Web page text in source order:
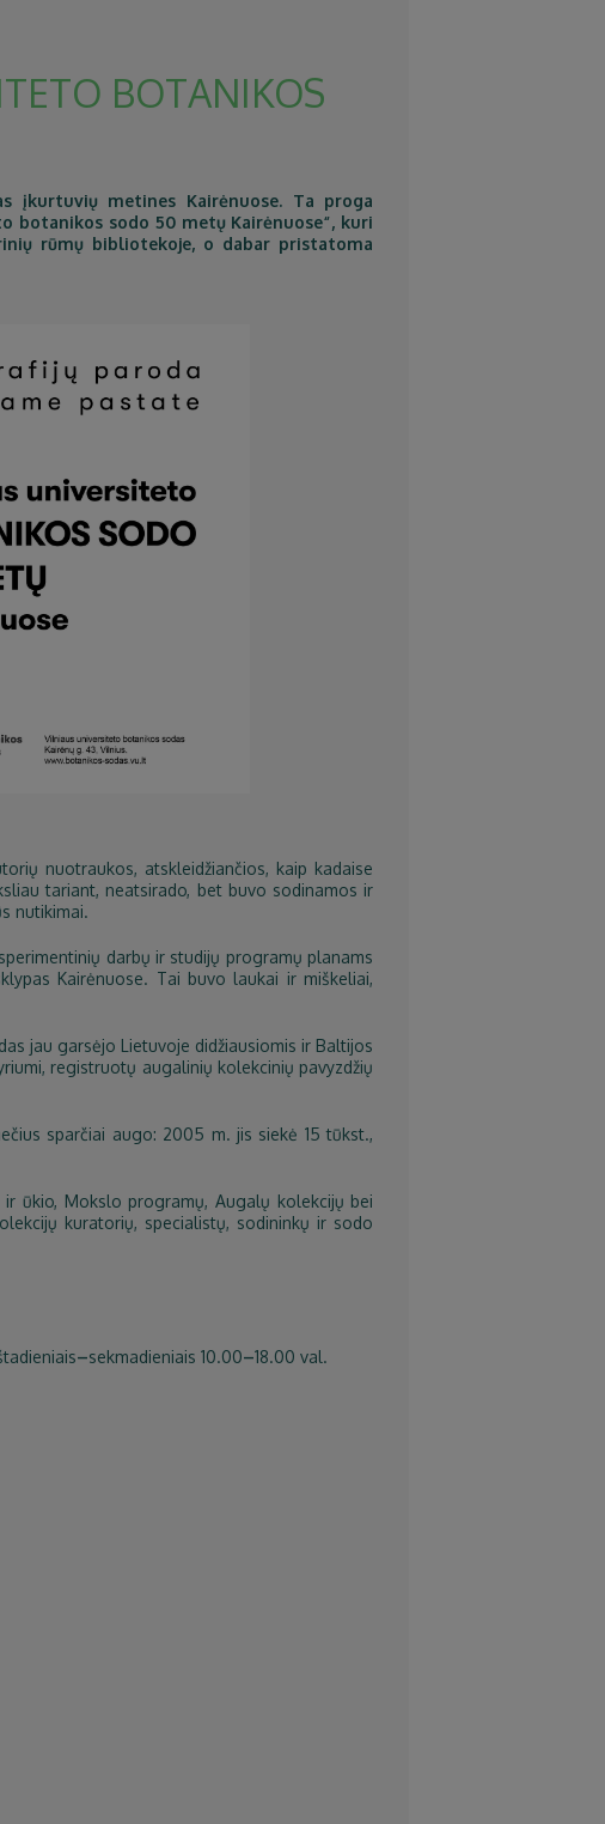
BOTANIKOS
įkurtuvių metines Kairėnuose. Ta proga
botanikos sodo 50 metų Kairėnuose“, kuri
rūmų bibliotekoje, o dabar pristatoma
nuotraukos, atskleidžiančios, kaip kadaise
tariant, neatsirado, bet buvo sodinamos ir
nutikimai.
darbų ir studijų programų planams
Kairėnuose. Tai buvo laukai ir miškeliai,
jau garsėjo Lietuvoje didžiausiomis ir Baltijos
registruotų augalinių kolekcinių pavyzdžių
sparčiai augo: 2005 m. jis siekė 15 tūkst.,
ir ūkio, Mokslo programų, Augalų kolekcijų bei
kuratorių, specialistų, sodininkų ir sodo
–sekmadieniais 10.00–18.00 val.